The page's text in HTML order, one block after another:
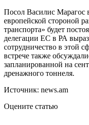
Посол Василис Марагос
европейской стороной
транспорта» будет
делегации ЕС в РА
сотрудничество в этой
встрече также
запланированной на
дренажного тоннеля.
Источник: news.am
Оцените статью